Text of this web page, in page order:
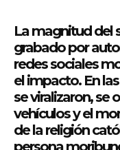
La magnitud del
grabado por
redes sociales
el impacto. En
se viralizaron, se
vehículos y el
de la religión
persona